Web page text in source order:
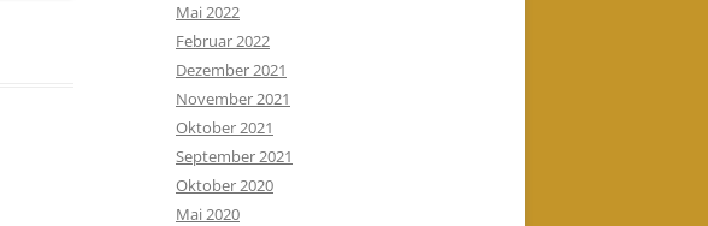
Mai 2022
Februar 2022
Dezember 2021
November 2021
Oktober 2021
September 2021
Oktober 2020
Mai 2020